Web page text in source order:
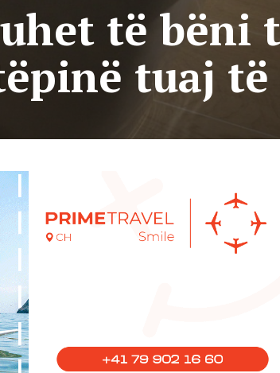
të bëni
tuaj